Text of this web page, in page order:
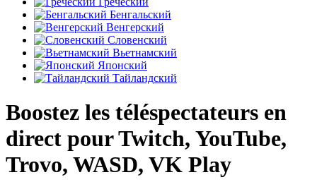
Бенгальский
Венгерский
Словенский
Вьетнамский
Японский
Тайландский
Boostez les téléspectateurs en
direct pour Twitch, YouTube,
Trovo, WASD, VK Play